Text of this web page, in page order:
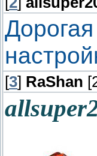
[3] RaShan